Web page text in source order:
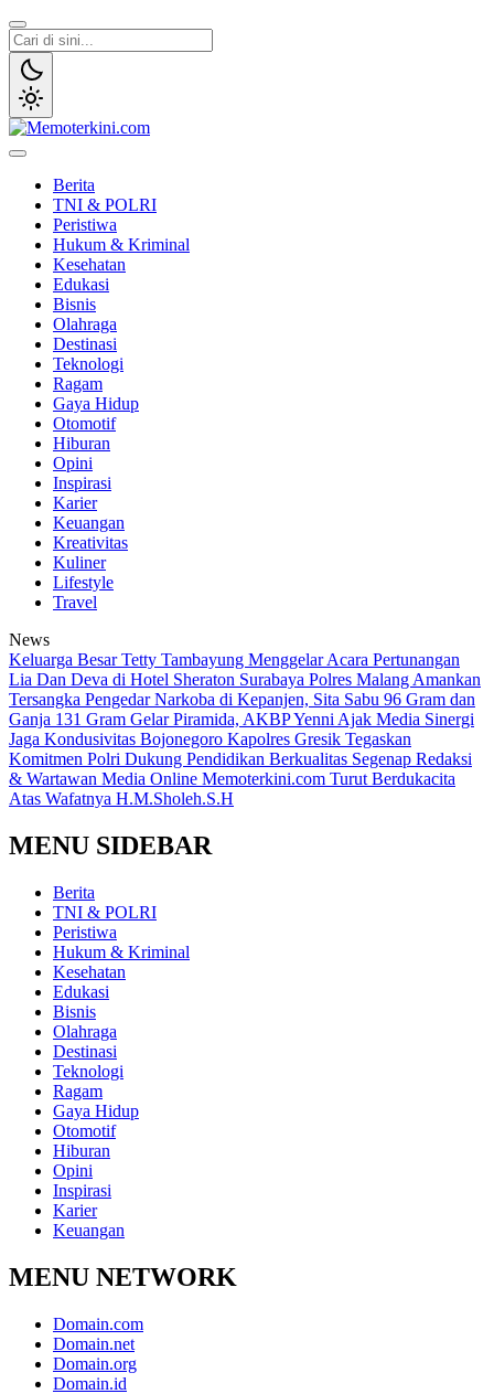
Lewati
ke
konten
Berita
TNI & POLRI
Peristiwa
Hukum & Kriminal
Kesehatan
Edukasi
Bisnis
Olahraga
Destinasi
Teknologi
Ragam
Gaya Hidup
Otomotif
Hiburan
Opini
Inspirasi
Karier
Keuangan
Kreativitas
Kuliner
Lifestyle
Travel
News
Keluarga Besar Tetty Tambayung Menggelar Acara Pertunangan
Lia Dan Deva di Hotel Sheraton Surabaya Polres Malang Amankan
Tersangka Pengedar Narkoba di Kepanjen, Sita Sabu 96 Gram dan
Ganja 131 Gram Gelar Piramida, AKBP Yenni Ajak Media Sinergi
Jaga Kondusivitas Bojonegoro Kapolres Gresik Tegaskan
Komitmen Polri Dukung Pendidikan Berkualitas Segenap Redaksi
& Wartawan Media Online Memoterkini.com Turut Berdukacita
Atas Wafatnya H.M.Sholeh.S.H
MENU SIDEBAR
Berita
TNI & POLRI
Peristiwa
Hukum & Kriminal
Kesehatan
Edukasi
Bisnis
Olahraga
Destinasi
Teknologi
Ragam
Gaya Hidup
Otomotif
Hiburan
Opini
Inspirasi
Karier
Keuangan
MENU NETWORK
Domain.com
Domain.net
Domain.org
Domain.id